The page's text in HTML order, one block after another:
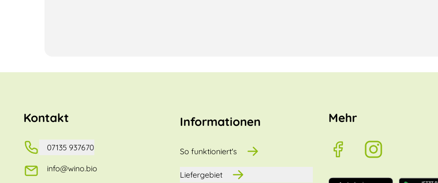
Kontakt
07135 937670
info@wino.bio
Informationen
So funktioniert's
Liefergebiet
Mehr